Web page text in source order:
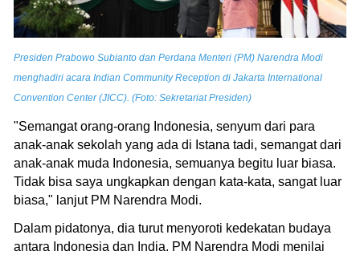
Presiden Prabowo Subianto dan Perdana Menteri (PM) Narendra Modi
menghadiri acara Indian Community Reception di Jakarta International
Convention Center (JICC). (Foto: Sekretariat Presiden)
"Semangat orang-orang Indonesia, senyum dari para
anak-anak sekolah yang ada di Istana tadi, semangat dari
anak-anak muda Indonesia, semuanya begitu luar biasa.
Tidak bisa saya ungkapkan dengan kata-kata, sangat luar
biasa," lanjut PM Narendra Modi.
Dalam pidatonya, dia turut menyoroti kedekatan budaya
antara Indonesia dan India. PM Narendra Modi menilai